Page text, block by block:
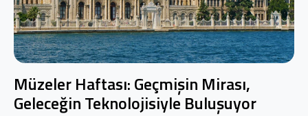
Müzeler Haftası: Geçmişin Mirası,
Geleceğin Teknolojisiyle Buluşuyor